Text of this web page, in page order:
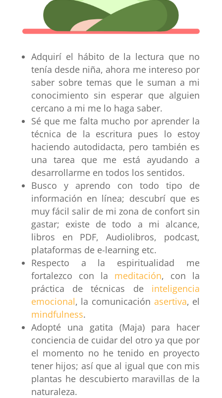
Adquirí el hábito de la lectura que no
tenía desde niña, ahora me intereso por
saber sobre temas que le suman a mi
conocimiento sin esperar que alguien
cercano a mi me lo haga saber.
Sé que me falta mucho por aprender la
técnica de la escritura pues lo estoy
haciendo autodidacta, pero también es
una tarea que me está ayudando a
desarrollarme en todos los sentidos.
Busco y aprendo con todo tipo de
información en línea; descubrí que es
muy fácil salir de mi zona de confortsin
gastar; existe de todo a mi alcance,
libros en PDF, Audiolibros, podcast,
plataformas de e-learning etc.
Respecto a la espiritualidad me
fortalezco con la meditación, con la
práctica de técnicas de
inteligencia
emocional, la comunicación asertiva, el
mindfulness.
Adopté una gatita (Maja) para hacer
conciencia de cuidar del otro ya que por
el momento no he tenido en proyecto
tener hijos; así que al igual que con mis
plantas he descubierto maravillas de la
naturaleza.